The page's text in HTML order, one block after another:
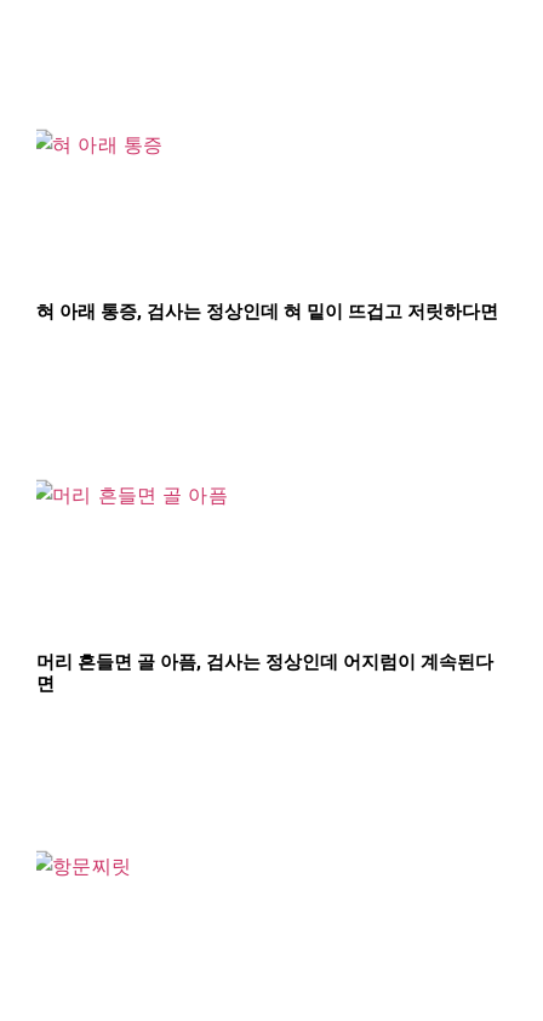
혀 아래 통증, 검사는 정상인데 혀 밑이 뜨겁고 저릿하다면
머리 흔들면 골 아픔, 검사는 정상인데 어지럼이 계속된다
면